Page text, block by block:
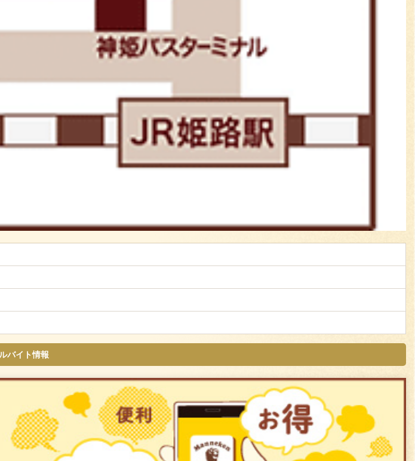
バイト情報